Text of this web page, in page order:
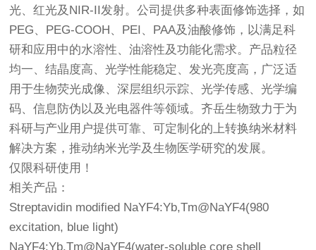
光、红光及NIR-II发射。公司提供多种表面修饰选择，如
PEG、PEG-COOH、PEI、PAA及油酸修饰，以满足科
研和应用中的水溶性、油溶性及功能化需求。产品粒径
均一、结晶度高、光学性能稳定、发光亮度高，广泛适
用于生物荧光成像、深层组织示踪、光学传感、光学编
码、信息防伪以及光电器件等领域。齐岳生物致力于为
科研与产业用户提供可靠、可定制化的上转换纳米材料
解决方案，推动纳米光学及生物医学研究的发展。
仅限科研使用！
相关产品：
Streptavidin modified NaYF4:Yb,Tm@NaYF4(980
excitation, blue light)
NaYF4:Yb,Tm@NaYF4(water-soluble core shell